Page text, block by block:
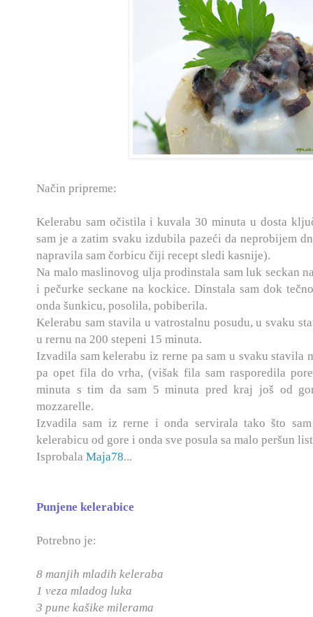
Način pripreme:
Kelerabu sam očistila i kuvala 30 minuta u dosta
sam je a zatim svaku izdubila pazeći da neprobijem
napravila sam čorbicu čiji recept sledi kasnije).
Na malo maslinovog ulja prodinstala sam luk seckan
i pečurke seckane na kockice. Dinstala sam dok
onda šunkicu, posolila, pobiberila.
Kelerabu sam stavila u vatrostalnu posudu, u svaku
u rernu na 200 stepeni 15 minuta.
Izvadila sam kelerabu iz rerne pa sam u svaku stavila
pa opet fila do vrha, (višak fila sam rasporedila
minuta s tim da sam 5 minuta pred kraj još od
mozzarelle.
Izvadila sam iz rerne i onda servirala tako što
kelerabicu od gore i onda sve posula sa malo peršun
Isprobala Maja78...
Punjene kelerabice
Potrebno je:
8 manjih mladih keleraba
1 veza mladog luka
3 pune kašike milerama